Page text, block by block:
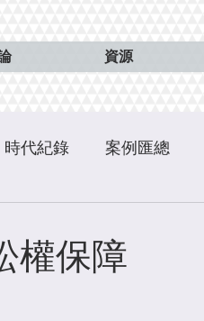
資源
時代紀錄 案例匯總
權保障